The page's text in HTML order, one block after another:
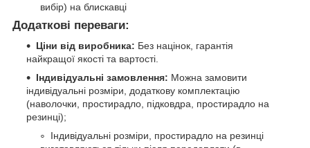
вибір) на блискавці
Додаткові переваги:
Ціни від виробника: Без націнок, гарантія
найкращої якості та вартості.
Індивідуальні замовлення: Можна замовити
індивідуальні розміри, додаткову комплектацію
(наволочки, простирадло, підковдра, простирадло на
резинці);
Індивідуальні розміри, простирадло на резинці